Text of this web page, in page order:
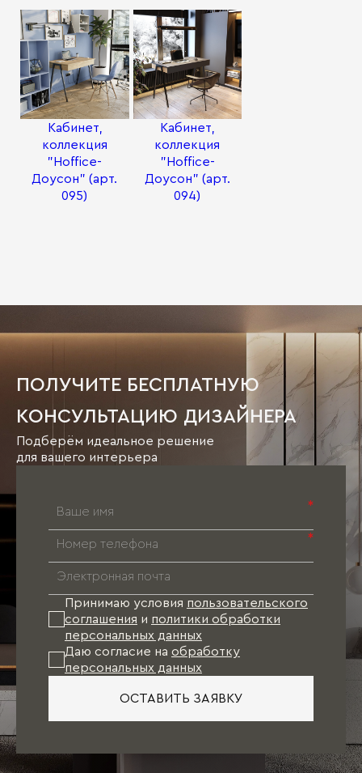
Кабинет,
коллекция
"Hoffice-
Доусон" (арт.
095)
Кабинет,
коллекция
"Hoffice-
Доусон" (арт.
094)
ПОЛУЧИТЕ БЕСПЛАТНУЮ
КОНСУЛЬТАЦИЮ ДИЗАЙНЕРА
Подберём идеальное решение
для вашего интерьера
*
*
Принимаю условия пользовательского
соглашения и политики обработки
персональных данных
Даю согласие на обработку
персональных данных
ОСТАВИТЬ ЗАЯВКУ